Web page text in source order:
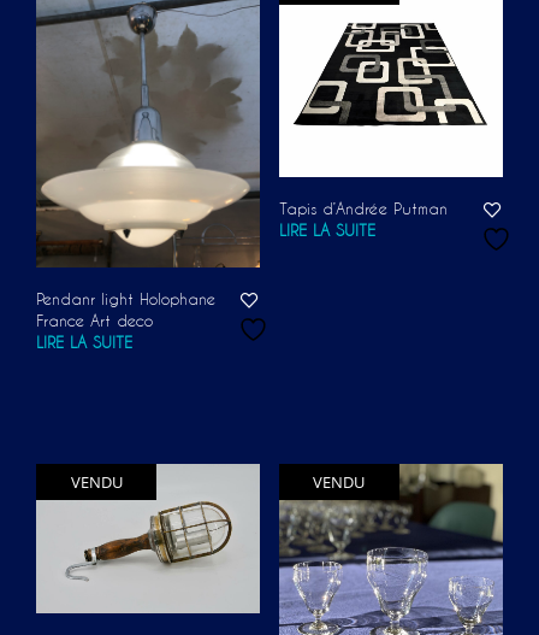
Pendanr light Holophane
France Art deco
LIRE LA SUITE
Tapis d’Andrée Putman
LIRE LA SUITE
VENDU VENDU